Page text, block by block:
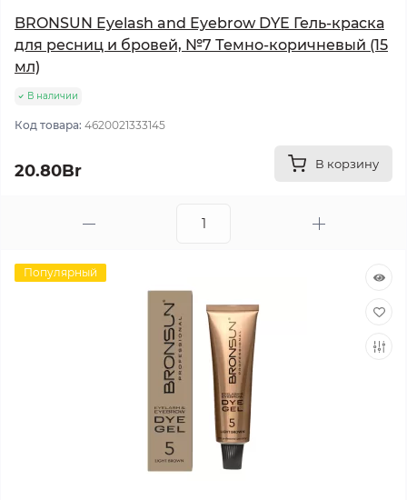
BRONSUN Eyelash and Eyebrow DYE Гель-краска
для ресниц и бровей, №7 Темно-коричневый (15
мл)
В наличии
Код товара: 4620021333145
20.80Br В корзину
Популярный